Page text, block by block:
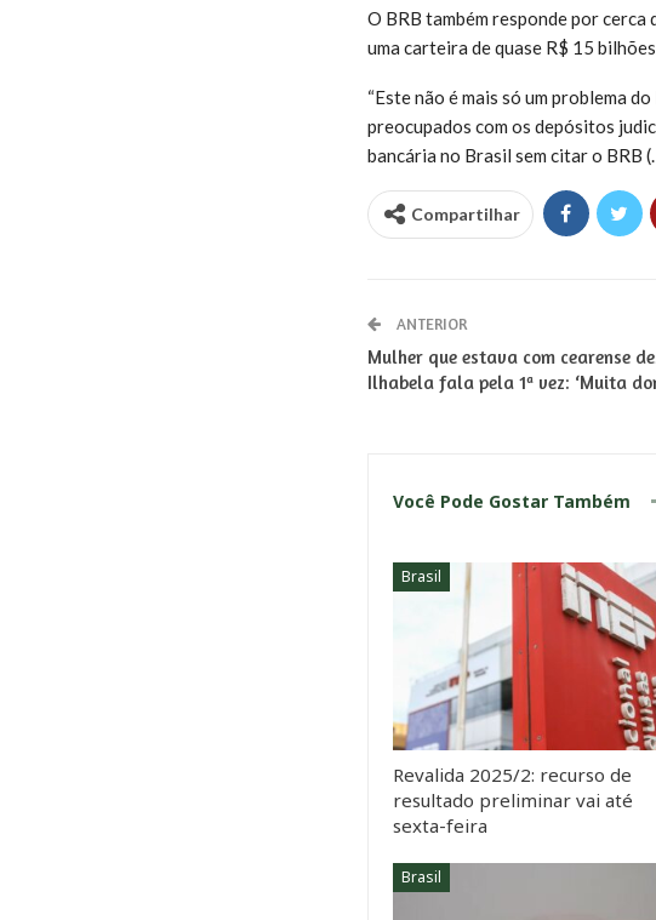
O BRB também responde por
uma carteira de quase R$ 15
“Este não é mais só um problema
preocupados com os depósitos
bancária no Brasil sem citar o BRB
Compartilhar
ANTERIOR
Mulher que estava com cearense
Ilhabela fala pela 1ª vez: ‘Muita
Você Pode Gostar Também
Brasil
Revalida 2025/2: recurso de
resultado preliminar vai até
sexta-feira
Brasil